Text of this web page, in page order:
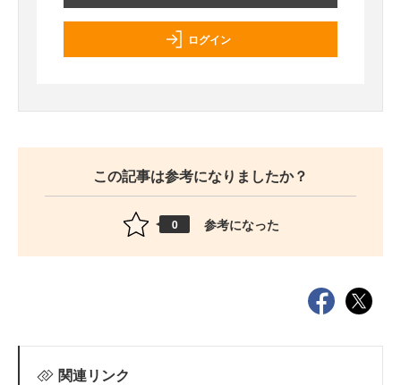
ログイン
この記事は参考になりましたか？
0 参考になった
関連リンク